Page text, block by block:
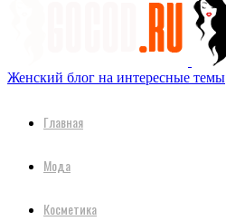
Женский блог на интересные темы
Главная
Мода
Косметика